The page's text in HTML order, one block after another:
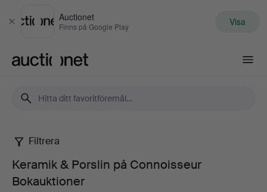
Stäng
Auctionet
Finns på Google Play Visa
Keramik
Filtrera
Keramik & Porslin på Connoisseur
Bokauktioner